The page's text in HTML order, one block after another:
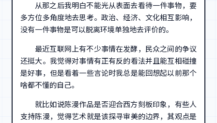
从那之后我明白不能光从表面去看待一件事物，要
多方位多角度地去思考。政治、经济、文化相互影响，
没有一件事物是可以脱离环境单独地去评价的。
最近互联网上有不少事情在发酵，民众之间的争议
还挺大。我觉得对事情有正有反的看法并且能互相碰撞
是好事，但是看着一些言论时我总是能回想起以前那个
啥都不懂的自己。
就比如说陈漫作品是否迎合西方刻板印象，有些人
支持陈漫，觉得艺术就是该探寻审美的边界，其观点是